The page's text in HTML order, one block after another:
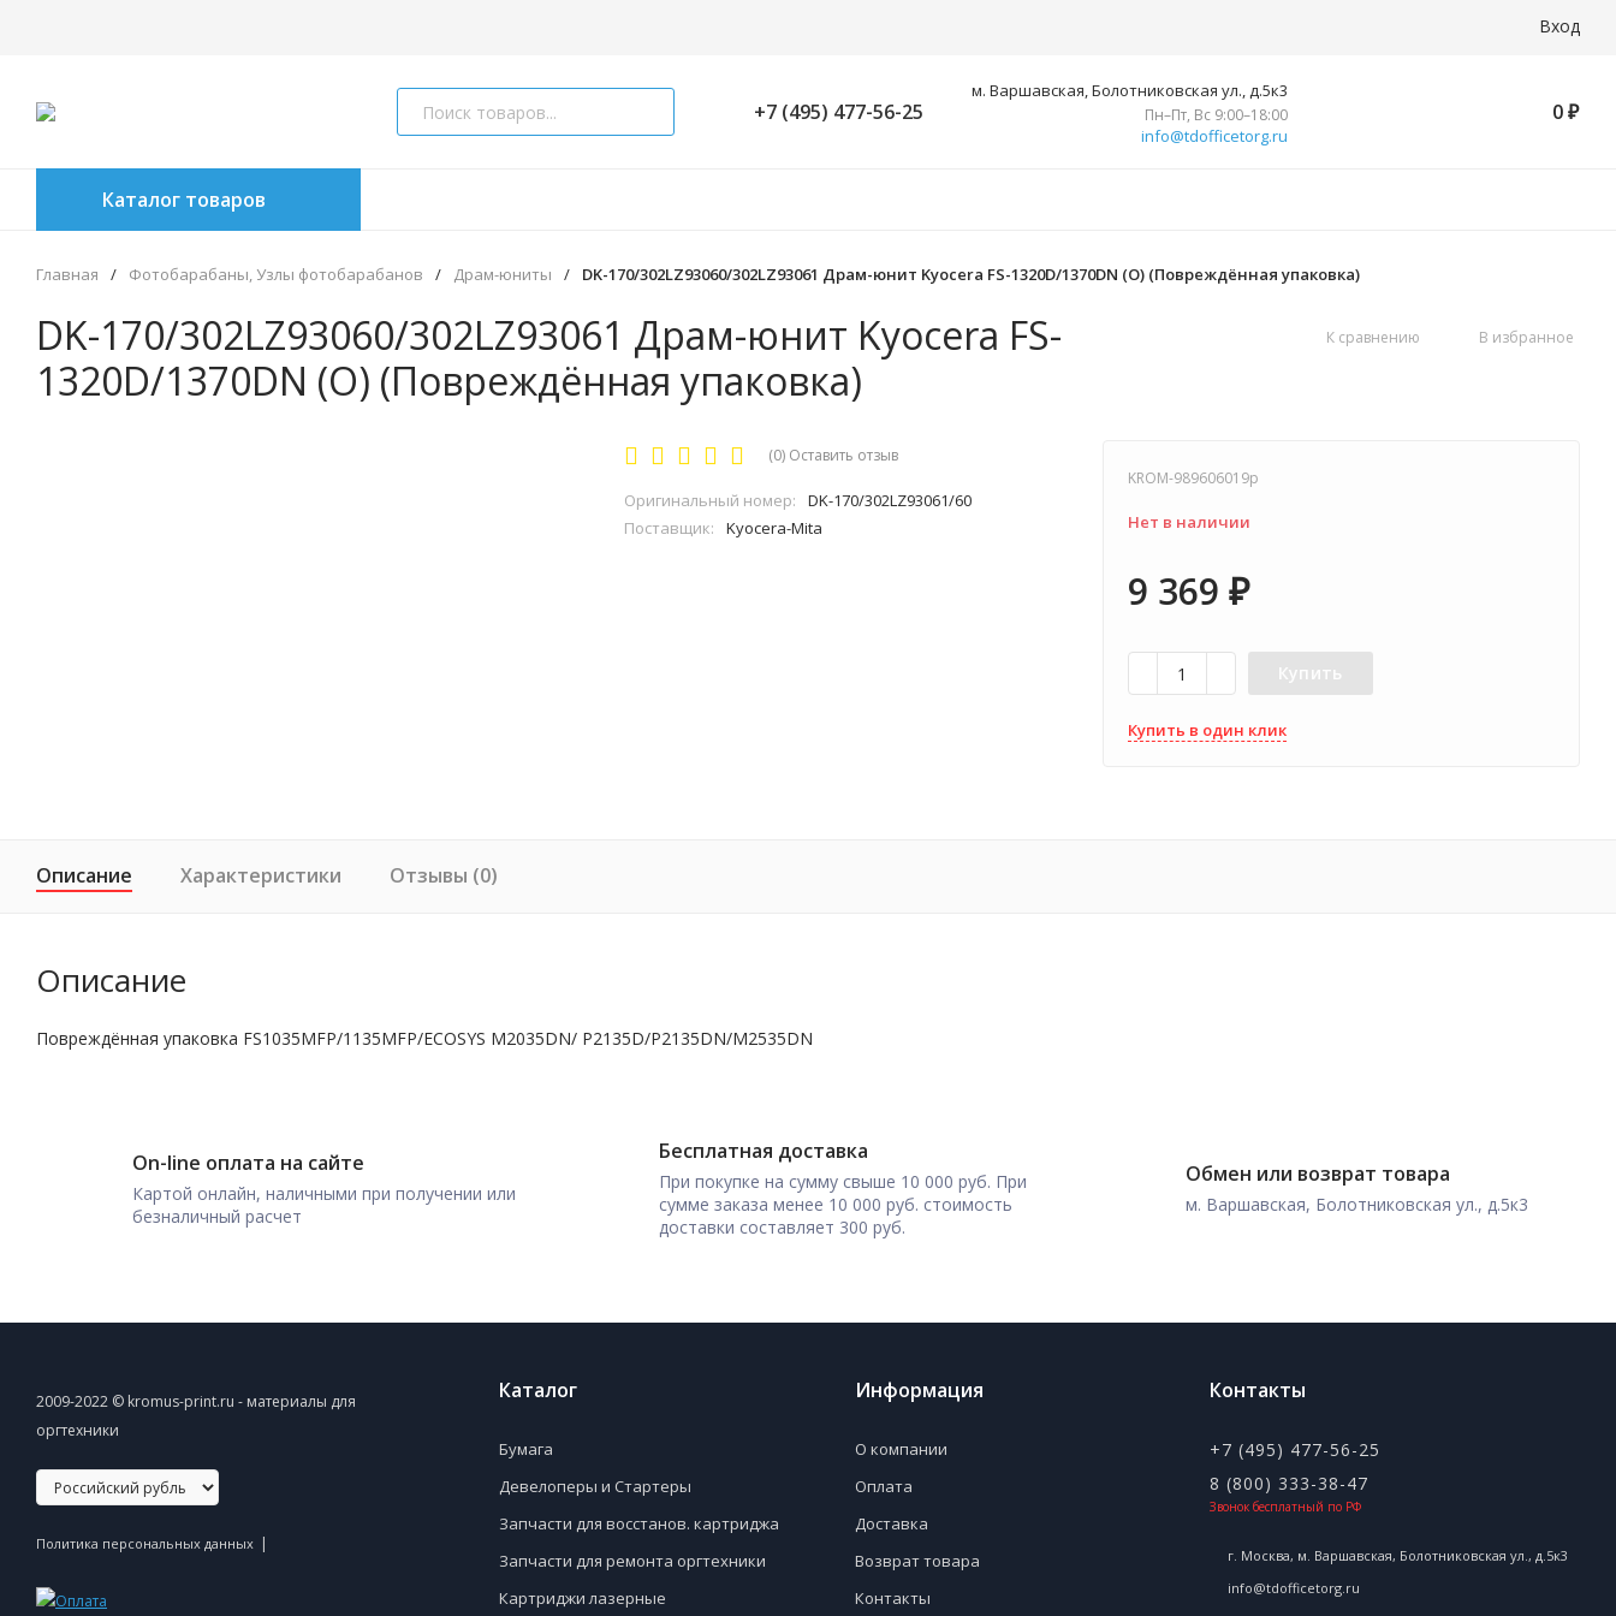
Вход
+7 (495) 477-56-25
м. Варшавская, Болотниковская ул., д.5к3
Пн–Пт, Вс 9:00–18:00
info@tdofficetorg.ru
0 ₽
Каталог товаров
Главная / Фотобарабаны, Узлы фотобарабанов / Драм-юниты / DK-170/302LZ93060/302LZ93061 Драм-юнит Kyocera FS-1320D/1370DN (O) (Повреждённая упаковка)
DK-170/302LZ93060/302LZ93061 Драм-юнит Kyocera FS-
1320D/1370DN (O) (Повреждённая упаковка)
К сравнению В избранное
(0) Оставить отзыв
Оригинальный номер:
DK-170/302LZ93061/60
Поставщик:
Kyocera-Mita
KROM-989606019p
Нет в наличии
9 369 ₽
Купить
Купить в один клик
Описание Характеристики Отзывы (0)
Описание
Повреждённая упаковка FS1035MFP/1135MFP/ECOSYS M2035DN/ P2135D/P2135DN/M2535DN
On-line оплата на сайте
Картой онлайн, наличными при получении или
безналичный расчет
Бесплатная доставка
При покупке на сумму свыше 10 000 руб. При
сумме заказа менее 10 000 руб. стоимость
доставки составляет 300 руб.
Обмен или возврат товара
м. Варшавская, Болотниковская ул., д.5к3
2009-2022 © kromus-print.ru - материалы для
оргтехники
Политика персональных данных |
Каталог
Бумага
Девелоперы и Стартеры
Запчасти для восстанов. картриджа
Запчасти для ремонта оргтехники
Картриджи лазерные
Информация
О компании
Оплата
Доставка
Возврат товара
Контакты
Контакты
+7 (495) 477-56-25
8 (800) 333-38-47
Звонок бесплатный по РФ
г. Москва, м. Варшавская, Болотниковская ул., д.5к3
info@tdofficetorg.ru